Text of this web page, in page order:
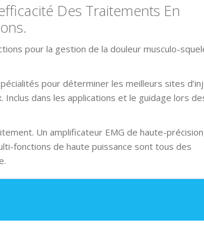
Des Traitements En
pour la gestion de la douleur musculo-
pour déterminer les meilleurs sites
dans les applications et le guidage lors
Un amplificateur EMG de haute-
fonctions de haute puissance sont tous des